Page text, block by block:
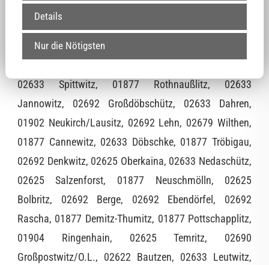
Irgersdorf, 02633 Göda, 02692 Kleindöbschütz, 02692
02625 Stiebitz, 02625 Döberkitz, 02625 Bloaschütz,
02633 Spittwitz, 01877 Rothnaußlitz, 02633
Jannowitz, 02692 Großdöbschütz, 02633 Dahren,
01902 Neukirch/Lausitz, 02692 Lehn, 02679 Wilthen,
01877 Cannewitz, 02633 Döbschke, 01877 Tröbigau,
02692 Denkwitz, 02625 Oberkaina, 02633 Nedaschütz,
02625 Salzenforst, 01877 Neuschmölln, 02625
Bolbritz, 02692 Berge, 02692 Ebendörfel, 02692
Rascha, 01877 Demitz-Thumitz, 01877 Pottschapplitz,
01904 Ringenhain, 02625 Temritz, 02690
Großpostwitz/O.L., 02622 Bautzen, 02633 Leutwitz,
Details
Nur die Nötigsten